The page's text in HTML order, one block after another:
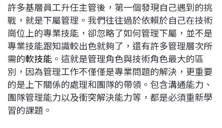
許多基層員工升任主管後，第一個發現自己遇到的挑
戰，就是下屬管理。我們往往過於依賴於自己在技術
崗位上的專業技能，卻忽略了如何管理下屬，並不是
專業技能跟知識較出色就夠了，還有許多管理層次所
需的軟技能 。這就是管理角色與技術角色最大的區
別，因為管理工作不僅僅是專業問題的解決，更重要
的是上下關係的處理和團隊的帶領。包含溝通能力、
團隊管理能力以及衝突解決能力等，都是必須重新學
習的課題。